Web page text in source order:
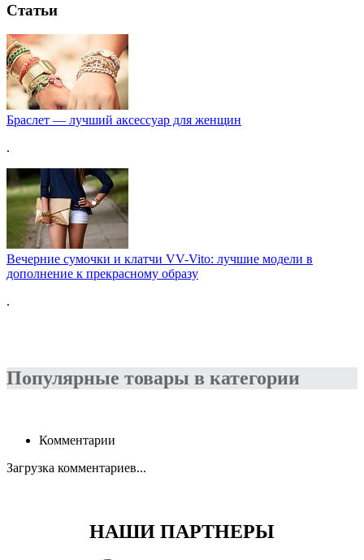
Статьи
Браслет — лучший аксессуар для женщин
.
Вечерние сумочки и клатчи VV-Vito: лучшие модели в
дополнение к прекрасному образу
.
Популярные товары в категории
Комментарии
Загрузка комментариев...
НАШИ ПАРТНЕРЫ